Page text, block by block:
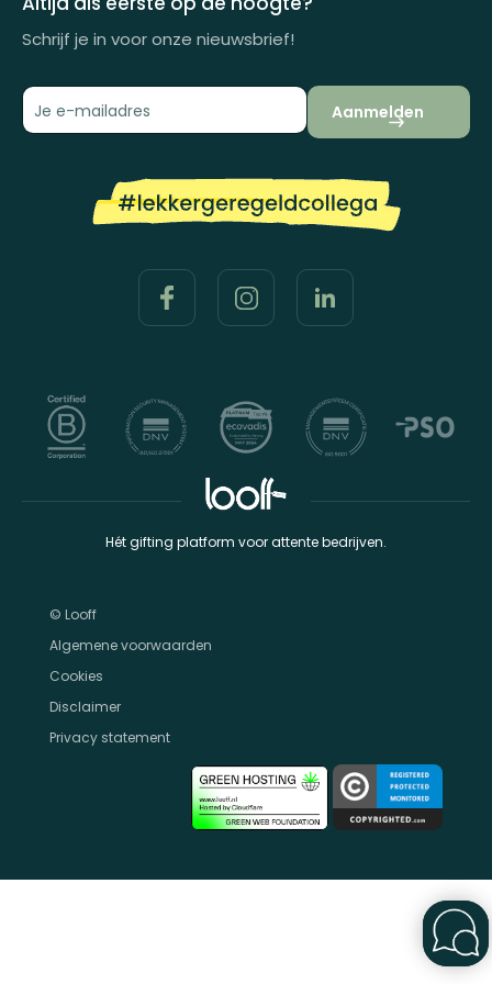
Schrijf je in voor onze nieuwsbrief!
Aanmelden
© Looff
Algemene voorwaarden
Cookies
Hét gifting platform voor attente bedrijven.
Disclaimer
Privacy statement